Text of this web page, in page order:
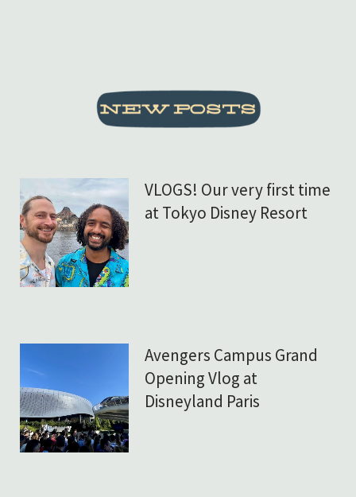
VLOGS! Our very first time
at Tokyo Disney Resort
Avengers Campus Grand
Opening Vlog at
Disneyland Paris